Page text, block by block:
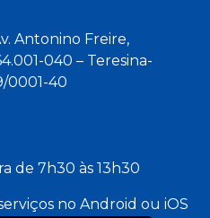
Antonino Freire,
040 – Teresina-
0001-40
de 7h30 às 13h30
no Android ou iOS